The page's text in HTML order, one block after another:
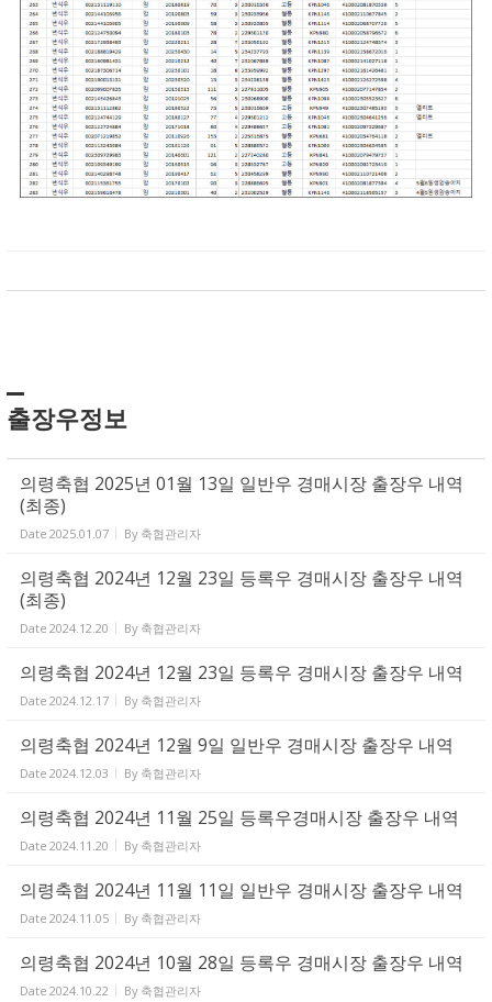
출장우정보
의령축협 2025년 01월 13일 일반우 경매시장 출장우 내역
(최종)
Date 2025.01.07 By 축협관리자
의령축협 2024년 12월 23일 등록우 경매시장 출장우 내역
(최종)
Date 2024.12.20 By 축협관리자
의령축협 2024년 12월 23일 등록우 경매시장 출장우 내역
Date 2024.12.17 By 축협관리자
의령축협 2024년 12월 9일 일반우 경매시장 출장우 내역
Date 2024.12.03 By 축협관리자
의령축협 2024년 11월 25일 등록우경매시장 출장우 내역
Date 2024.11.20 By 축협관리자
의령축협 2024년 11월 11일 일반우 경매시장 출장우 내역
Date 2024.11.05 By 축협관리자
의령축협 2024년 10월 28일 등록우 경매시장 출장우 내역
Date 2024.10.22 By 축협관리자